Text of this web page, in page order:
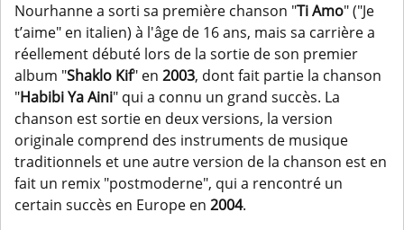
Nourhanne a sorti sa première chanson "Ti Amo" ("Je
t’aime" en italien) à l'âge de 16 ans, mais sa carrière a
réellement débuté lors de la sortie de son premier
album "Shaklo Kif" en 2003, dont fait partie la chanson
"Habibi Ya Aini" qui a connu un grand succès. La
chanson est sortie en deux versions, la version
originale comprend des instruments de musique
traditionnels et une autre version de la chanson est en
fait un remix "postmoderne", qui a rencontré un
certain succès en Europe en 2004.